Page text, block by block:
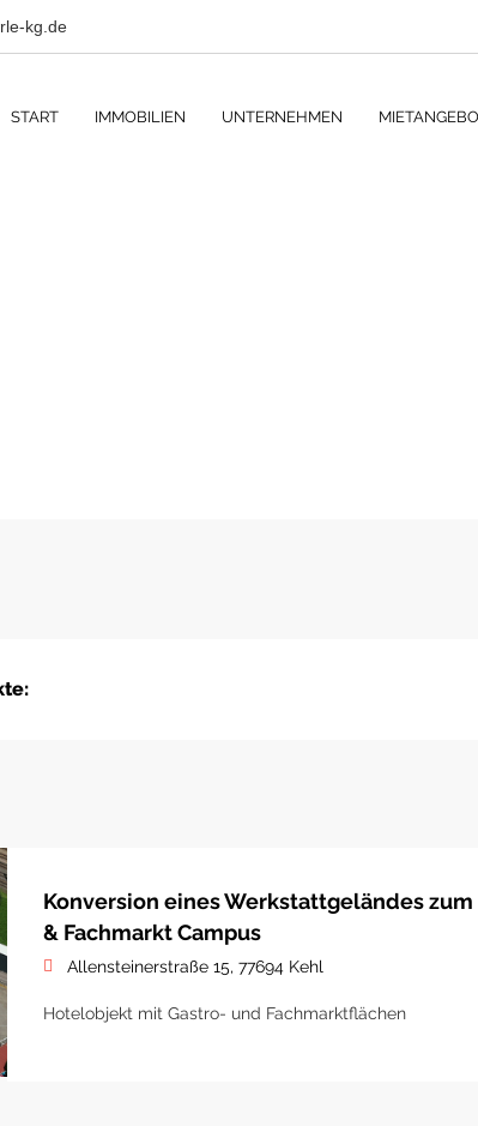
kg.de
START IMMOBILIEN UNTERNEHMEN
Konversion eines Werkstattgeländes
& Fachmarkt Campus
Allensteinerstraße 15, 77694 Kehl
Hotelobjekt mit Gastro- und Fachmarktflächen